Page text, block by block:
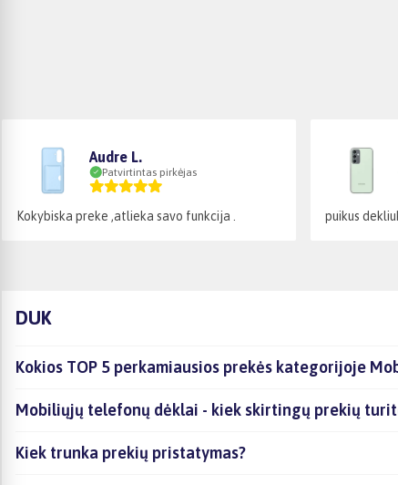
Audre L.
Patvirtintas pirkėjas
Kokybiska preke ,atlieka savo funkcija . puikus
DUK
Kokios TOP 5 perkamiausios prekės kategorijoje
Mobiliųjų telefonų dėklai - kiek skirtingų prekių
Kiek trunka prekių pristatymas?